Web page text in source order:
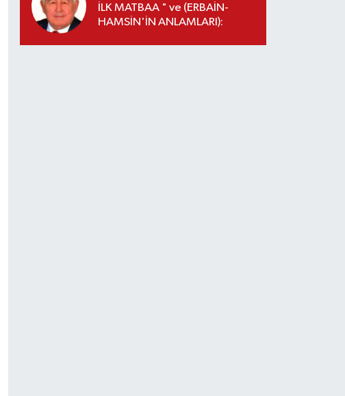
İLK MATBAA " ve (ERBAİN-
HAMSİN'İN ANLAMLARI):